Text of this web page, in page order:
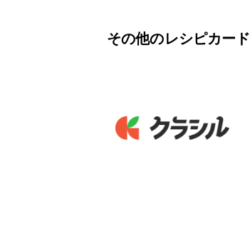
その他のレシピカード